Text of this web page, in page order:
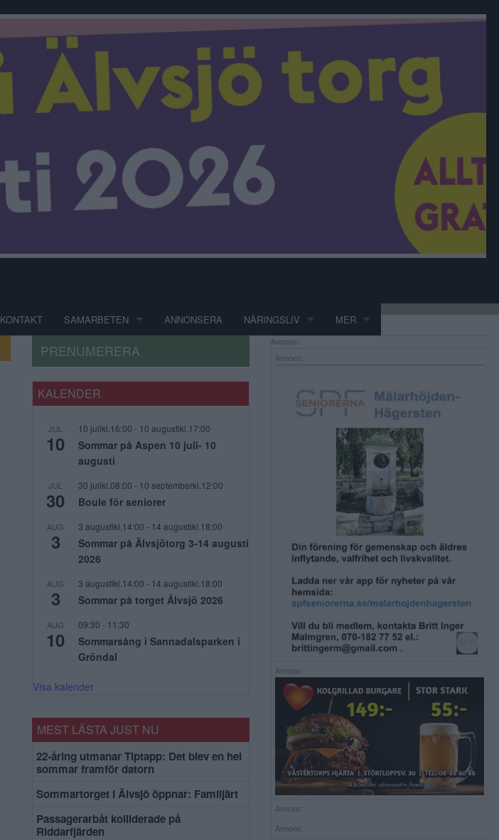
KONTAKT SAMARBETEN ANNONSERA NÄRINGSLIV MER
PRENUMERERA
KALENDER
JUL
10
10 julikl.16:00 - 10 augustikl.17:00
Sommar på Aspen 10 juli- 10
augusti
JUL
30
30 julikl.08:00 - 10 septemberkl.12:00
Boule för seniorer
AUG
3
3 augustikl.14:00 - 14 augustikl.18:00
Sommar på Älvsjötorg 3-14 augusti
2026
AUG
3
3 augustikl.14:00 - 14 augustikl.18:00
Sommar på torget Älvsjö 2026
AUG
10
09:30 - 11:30
Sommarsång i Sannadalsparken i
Gröndal
Visa kalender
MEST LÄSTA JUST NU
22-åring utmanar Tiptapp: Det blev en hel
sommar framför datorn
Sommartorget i Älvsjö öppnar: Familjärt
Passagerarbåt kolliderade på
Riddarfjärden
Annons:
Annons:
Annons:
Annons:
Annons: